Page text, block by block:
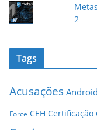
2
Tags
Acusações Android
Force CEH Certificação